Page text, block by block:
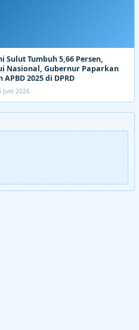
Sulut Tumbuh 5,66 Persen,
Nasional, Gubernur Paparkan
APBD 2025 di DPRD
Juni 2026